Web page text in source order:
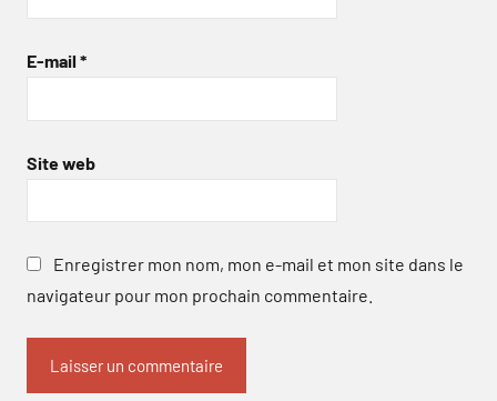
E-mail *
Site web
Enregistrer mon nom, mon e-mail et mon site dans le
navigateur pour mon prochain commentaire.